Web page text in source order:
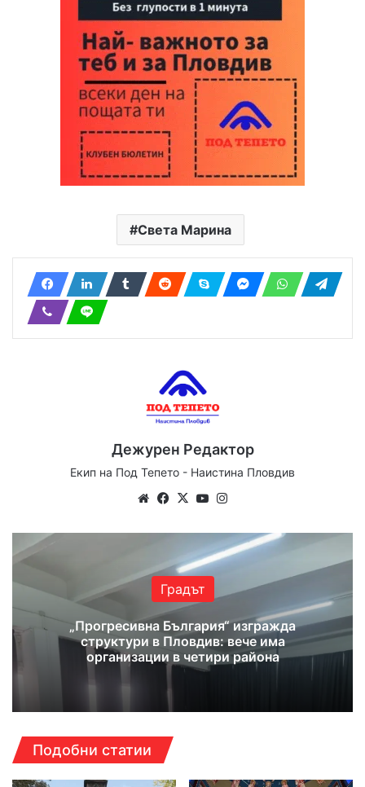
Света Марина
Дежурен Редактор
Екип на Под Тепето - Наистина Пловдив
WebsiteFacebook
X YouTube
Градът
„Прогресивна България“ изгражда
структури в Пловдив: вече има
организации в четири района
Подобни статии